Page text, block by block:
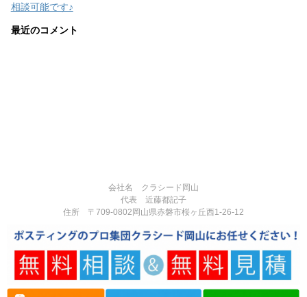
相談可能です♪
最近のコメント
会社名 クラシード岡山
代表 近藤都記子
住所 〒709-0802岡山県赤磐市桜ヶ丘西1-26-12
営業時間:8:00-17:00
定休日:不定休
Copyright© 岡山県赤磐市で反響実績多数のポスティング専門の広告代理
店｜チラシ・広告制作・ポスティングなら「クラシード岡山」 , 2026 All